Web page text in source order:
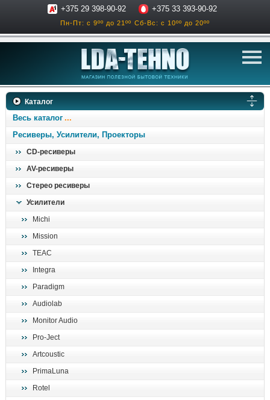
+375 29 398-90-92 +375 33 393-90-92
Пн-Пт: с 9ºº до 21ºº Сб-Вс: с 10ºº до 20ºº
телевизоры
звук и акустика
Каталог
Весь каталог
Ресиверы, Усилители, Проекторы
CD-ресиверы
AV-ресиверы
Стерео ресиверы
Усилители
Michi
Mission
TEAC
Integra
Paradigm
Audiolab
Monitor Audio
Pro-Ject
Artcoustic
PrimaLuna
Rotel